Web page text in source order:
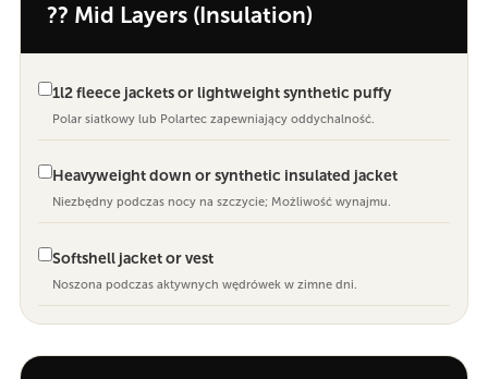
?? Mid Layers (Insulation)
1l2 fleece jackets or lightweight synthetic puffy
Polar siatkowy lub Polartec zapewniający oddychalność.
Heavyweight down or synthetic insulated jacket
Niezbędny podczas nocy na szczycie; Możliwość wynajmu.
Softshell jacket or vest
Noszona podczas aktywnych wędrówek w zimne dni.